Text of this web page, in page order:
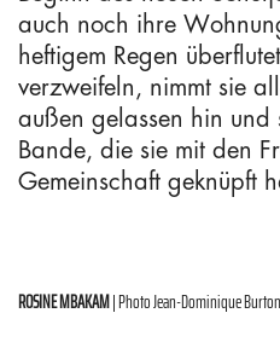
auch noch ihre
heftigem Regen
verzweifeln, nimmt sie
außen gelassen hin und
Bande, die sie mit den
Gemeinschaft geknüpft
ROSINE MBAKAM| Photo Jean-Dominique Burton